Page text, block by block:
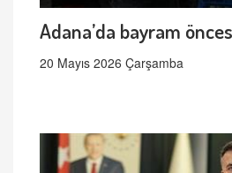
Adana’da bayram
20 Mayıs 2026 Çarşamba